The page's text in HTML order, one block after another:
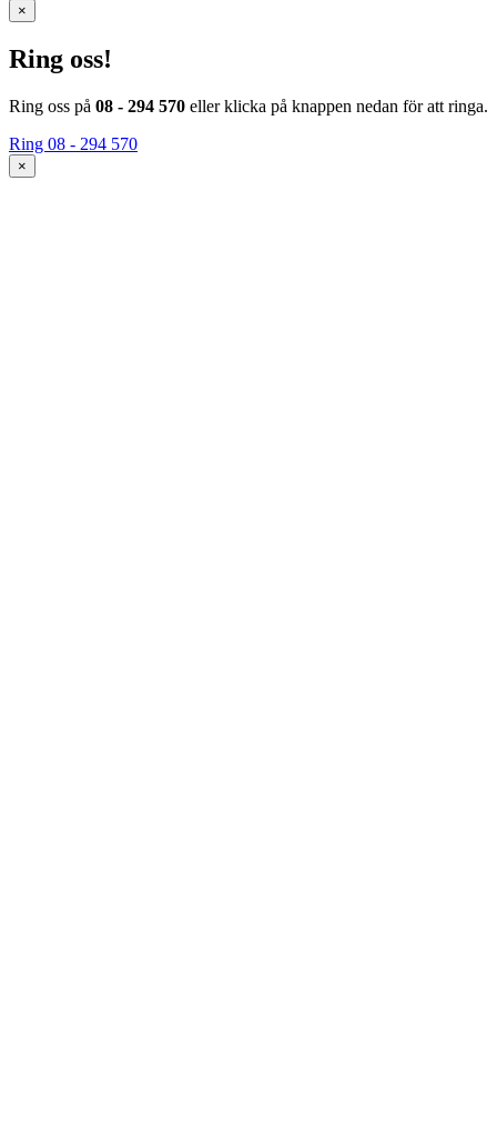
×
Ring oss!
Ring oss på 08 - 294 570 eller klicka på knappen nedan för att ringa.
Ring 08 - 294 570
×